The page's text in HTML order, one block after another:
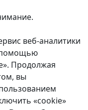
веб-аналитики
помощью
Продолжая
вы
«cookie»